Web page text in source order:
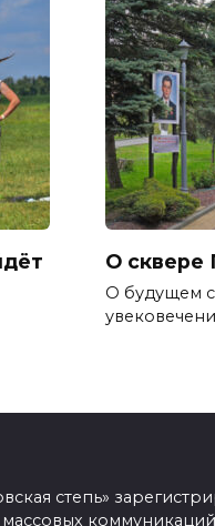
О сквере
О будущем
степь»